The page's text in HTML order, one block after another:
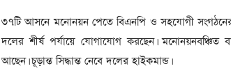
৩৭টি আসনে মনোনয়ন পেতে বিএনপি ও সহযোগী সংগঠনের
দলের শীর্ষ পর্যায়ে যোগাযোগ করছেন। মনোনয়নবঞ্চিত
আছেন। চূড়ান্ত সিদ্ধান্ত নেবে দলের হাইকমান্ড।
স্বামীকে বেঁধে স্ত্রীকে গণধর্ষণ, ২
ধর্ষককে পুলিশে দিল মা-বাবা
আর্কাইভ থেকে
ঐতিহাসিক